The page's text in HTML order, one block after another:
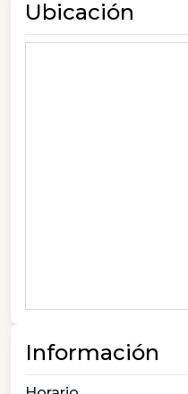
Ubicación
Información